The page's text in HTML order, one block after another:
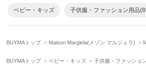
ベビー・キッズ 子供服・ファッション用品
BUYMAトップ Maison Margiela(メゾン マルジェラ)
BUYMAトップ ベビー・キッズ 子供服・ファッショ